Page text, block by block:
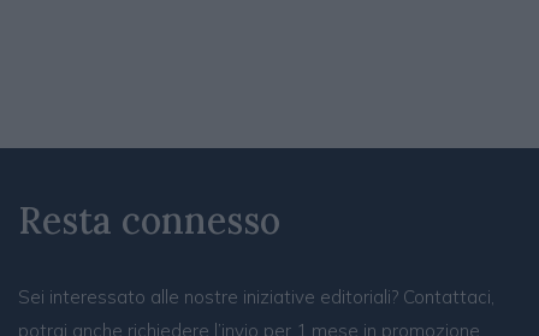
Resta connesso
Sei interessato alle nostre iniziative editoriali? Contattaci,
potrai anche richiedere l’invio per 1 mese in promozione